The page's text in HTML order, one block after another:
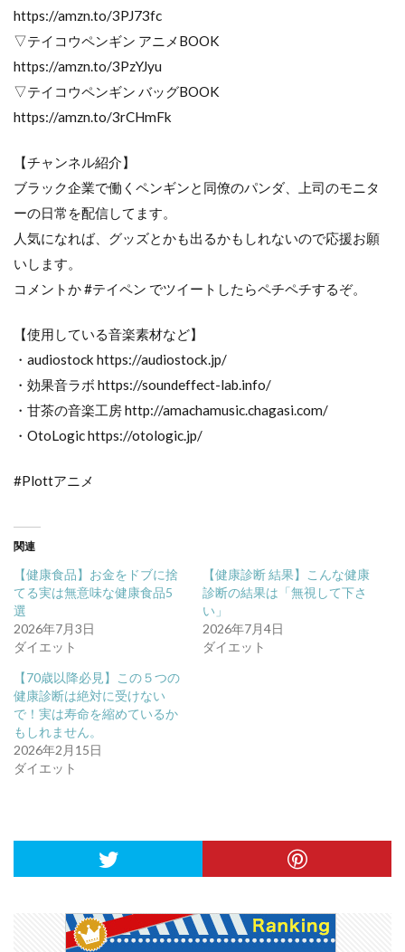
https://amzn.to/3PJ73fc
▽テイコウペンギン アニメBOOK
https://amzn.to/3PzYJyu
▽テイコウペンギン バッグBOOK
https://amzn.to/3rCHmFk
【チャンネル紹介】
ブラック企業で働くペンギンと同僚のパンダ、上司のモニタ
ーの日常を配信してます。
人気になれば、グッズとかも出るかもしれないので応援お願
いします。
コメントか #テイペン でツイートしたらペチペチするぞ。
【使用している音楽素材など】
・audiostock https://audiostock.jp/
・効果音ラボ https://soundeffect-lab.info/
・甘茶の音楽工房 http://amachamusic.chagasi.com/
・OtoLogic https://otologic.jp/
#Plottアニメ
関連
【健康食品】お金をドブに捨
てる実は無意味な健康食品5
選
2026年7月3日
ダイエット
【健康診断 結果】こんな健康
診断の結果は「無視して下さ
い」
2026年7月4日
ダイエット
【70歳以降必見】この５つの
健康診断は絶対に受けない
で！実は寿命を縮めているか
もしれません。
2026年2月15日
ダイエット